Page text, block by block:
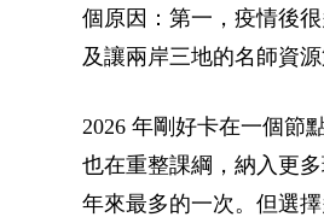
個原因：第一，疫情後
及讓兩岸三地的名師資
2026 年剛好卡在一個節
也在重整課綱，納入更
年來最多的一次。但選擇